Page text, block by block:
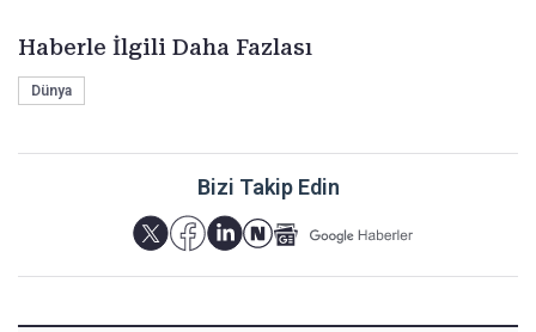
Haberle İlgili Daha Fazlası
Dünya
Bizi Takip Edin